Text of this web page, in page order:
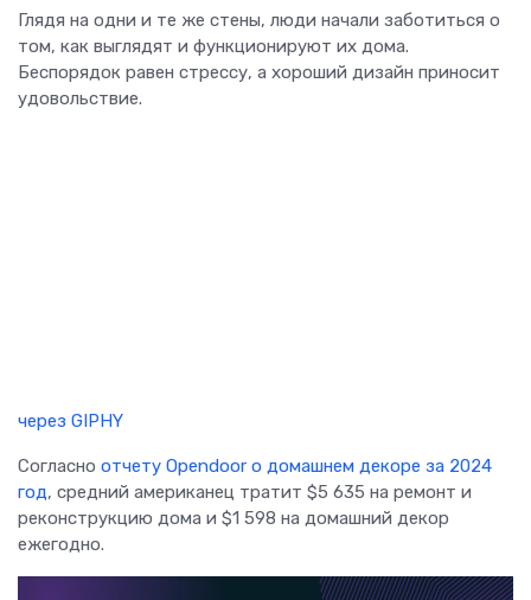
Глядя на одни и те же стены, люди начали заботиться о
том, как выглядят и функционируют их дома.
Беспорядок равен стрессу, а хороший дизайн приносит
удовольствие.
через GIPHY
Согласно отчету Opendoor о домашнем декоре за 2024
год, средний американец тратит $5 635 на ремонт и
реконструкцию дома и $1 598 на домашний декор
ежегодно.